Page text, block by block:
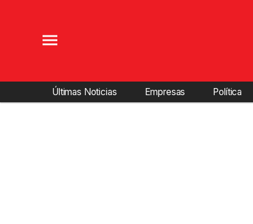
Últimas Noticias Empresas Política